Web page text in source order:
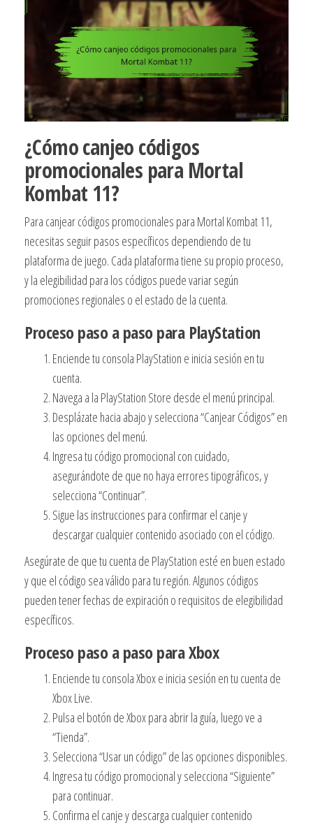
¿Cómo canjeo códigos
promocionales para Mortal
Kombat 11?
Para canjear códigos promocionales para Mortal Kombat 11,
necesitas seguir pasos específicos dependiendo de tu
plataforma de juego. Cada plataforma tiene su propio proceso,
y la elegibilidad para los códigos puede variar según
promociones regionales o el estado de la cuenta.
Proceso paso a paso para PlayStation
Enciende tu consola PlayStation e inicia sesión en tu
cuenta.
Navega a la PlayStation Store desde el menú principal.
Desplázate hacia abajo y selecciona “Canjear Códigos” en
las opciones del menú.
Ingresa tu código promocional con cuidado,
asegurándote de que no haya errores tipográficos, y
selecciona “Continuar”.
Sigue las instrucciones para confirmar el canje y
descargar cualquier contenido asociado con el código.
Asegúrate de que tu cuenta de PlayStation esté en buen estado
y que el código sea válido para tu región. Algunos códigos
pueden tener fechas de expiración o requisitos de elegibilidad
específicos.
Proceso paso a paso para Xbox
Enciende tu consola Xbox e inicia sesión en tu cuenta de
Xbox Live.
Pulsa el botón de Xbox para abrir la guía, luego ve a
“Tienda”.
Selecciona “Usar un código” de las opciones disponibles.
Ingresa tu código promocional y selecciona “Siguiente”
para continuar.
Confirma el canje y descarga cualquier contenido